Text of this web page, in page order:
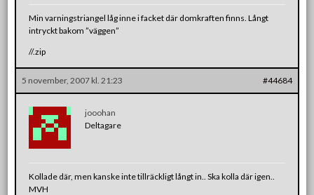
Min varningstriangel låg inne i facket där domkraften finns. Långt
intryckt bakom ”väggen”
//.zip
5 november, 2007 kl. 21:23 #44684
jooohan
Deltagare
Kollade där, men kanske inte tillräckligt långt in.. Ska kolla där igen..
MVH